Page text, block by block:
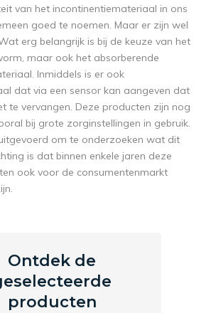
van het incontinentiemateriaal in ons
goed te noemen. Maar er zijn wel
erg belangrijk is bij de keuze van het
maar ook het absorberende
Inmiddels is er ook
dat via een sensor kan aangeven dat
te vervangen. Deze producten zijn nog
bij grote zorginstellingen in gebruik.
om te onderzoeken wat dit
is dat binnen enkele jaren deze
ook voor de consumentenmarkt
Ontdek de
producten